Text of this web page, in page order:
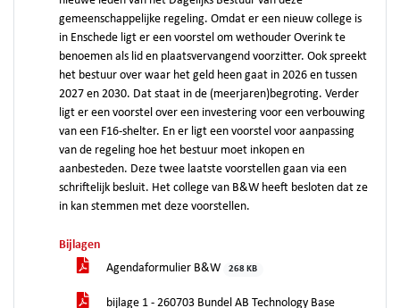
gemeenschappelijke regeling. Omdat er een nieuw college is
in Enschede ligt er een voorstel om wethouder Overink te
benoemen als lid en plaatsvervangend voorzitter. Ook spreekt
het bestuur over waar het geld heen gaat in 2026 en tussen
2027 en 2030. Dat staat in de (meerjaren)begroting. Verder
ligt er een voorstel over een investering voor een verbouwing
van een F16-shelter. En er ligt een voorstel voor aanpassing
van de regeling hoe het bestuur moet inkopen en
aanbesteden. Deze twee laatste voorstellen gaan via een
schriftelijk besluit. Het college van B&W heeft besloten dat ze
in kan stemmen met deze voorstellen.
Bijlagen
Agendaformulier B&W
268 KB
bijlage 1 - 260703 Bundel AB Technology Base